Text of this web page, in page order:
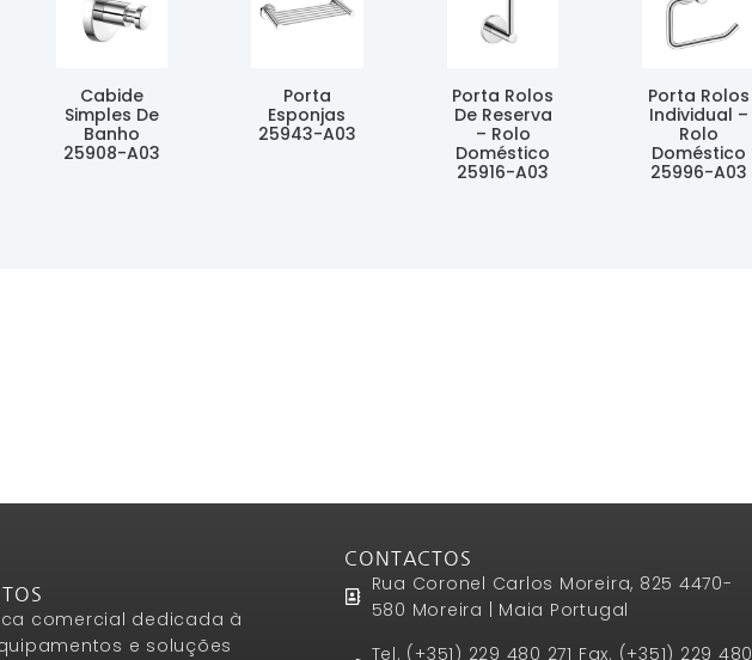
Cabide
Simples De
Banho
25908-A03
Porta
Esponjas
25943-A03
Porta Rolos
De Reserva
– Rolo
Doméstico
25916-A03
Porta Rolos
Individual –
Rolo
Doméstico
25996-A03
comercial dedicada à
e soluções
CONTACTOS
Rua Coronel Carlos Moreira, 825 4470-
580 Moreira | Maia Portugal
Tel. (+351) 229 480 271 Fax. (+351) 229 480